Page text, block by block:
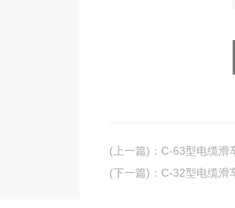
(上一篇) ： C-63型电缆滑
(下一篇) ： C-32型电缆滑